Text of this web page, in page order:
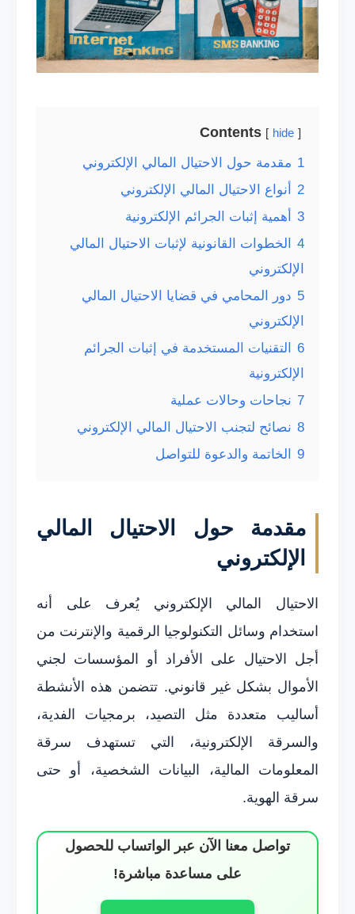
Contents hide
1 مقدمة حول الاحتيال المالي الإلكتروني
2
أنواع الاحتيال المالي الإلكتروني
3
أهمية إثبات الجرائم الإلكترونية
4
الخطوات القانونية لإثبات الاحتيال المالي
الإلكتروني
5 دور المحامي في قضايا الاحتيال المالي
الإلكتروني
6
التقنيات المستخدمة في إثبات الجرائم
الإلكترونية
7 نجاحات وحالات عملية
8 نصائح لتجنب الاحتيال المالي الإلكتروني
9
الخاتمة والدعوة للتواصل
مقدمة حول الاحتيال المالي
الإلكتروني
الاحتيال المالي الإلكتروني يُعرف على أنه
استخدام وسائل التكنولوجيا الرقمية والإنترنت من
أجل الاحتيال على الأفراد أو المؤسسات لجني
الأموال بشكل غير قانوني. تتضمن هذه الأنشطة
أساليب متعددة مثل التصيد، برمجيات الفدية،
والسرقة الإلكترونية، التي تستهدف سرقة
المعلومات المالية، البيانات الشخصية، أو حتى
سرقة الهوية.
تواصل معنا الآن عبر الواتساب للحصول
على مساعدة مباشرة!